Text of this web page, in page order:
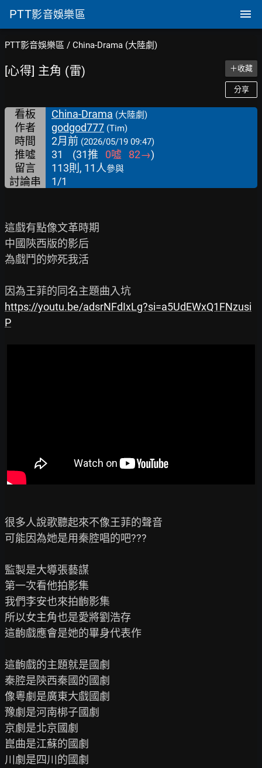
PTT影音娛樂區
PTT影音娛樂區 / China-Drama (大陸劇)
[心得] 主角 (雷) ＋收藏
分享
看板 China-Drama (大陸劇)
作者 godgod777 (Tim)
時間 2月前 (2026/05/19 09:47)
推噓 31 (31推 0噓 82→)
留言
113則, 11人參與
討論串 1/1
這戲有點像文革時期
中國陝西版的影后
為戲鬥的妳死我活
https://youtu.be/adsrNFdIxLg?si=a5UdEWxQ1FNzusi
P
很多人說歌聽起來不像王菲的聲音
可能因為她是用秦腔唱的吧???
監製是大導張藝謀
第一次看他拍影集
我們李安也來拍齣影集
所以女主角也是愛將劉浩存
這齣戲應會是她的畢身代表作
這齣戲的主題就是國劇
秦腔是陝西秦國的國劇
像粵劇是廣東大戲國劇
豫劇是河南梆子國劇
京劇是北京國劇
崑曲是江蘇的國劇
川劇是四川的國劇